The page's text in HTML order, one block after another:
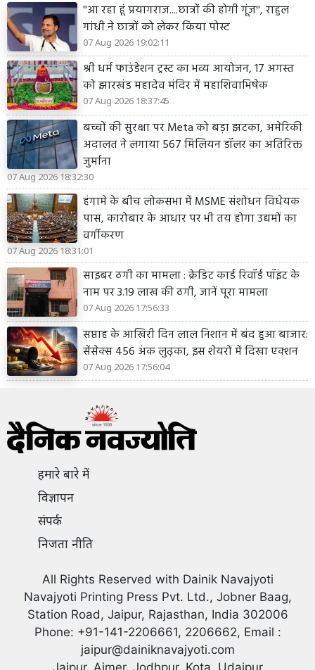
''आ रहा हूं प्रयागराज....छात्रों की होगी गूंज'', राहुल
गांधी ने छात्रों को लेकर किया पोस्ट
07 Aug 2026 19:02:11
श्री धर्म फाउंडेशन ट्रस्ट का भव्य आयोजन, 17 अगस्त
को झारखंड महादेव मंदिर में महाशिवाभिषेक
07 Aug 2026 18:37:45
बच्चों की सुरक्षा पर Meta को बड़ा झटका, अमेरिकी
अदालत ने लगाया 567 मिलियन डॉलर का अतिरिक्त
जुर्माना
07 Aug 2026 18:32:30
हंगामे के बीच लोकसभा में MSME संशोधन विधेयक
पास, कारोबार के आधार पर भी तय होगा उद्यमों का
वर्गीकरण
07 Aug 2026 18:31:01
साइबर ठगी का मामला : क्रेडिट कार्ड रिवॉर्ड पॉइंट के
नाम पर 3.19 लाख की ठगी, जानें पूरा मामला
07 Aug 2026 17:56:33
सप्ताह के आखिरी दिन लाल निशान में बंद हुआ बाजार:
सेंसेक्स 456 अंक लुढ़का, इस शेयरों में दिखा एक्शन
07 Aug 2026 17:56:04
हमारे बारे में
विज्ञापन
संपर्क
निजता नीति
All Rights Reserved with Dainik Navajyoti
Navajyoti Printing Press Pvt. Ltd., Jobner Baag,
Station Road, Jaipur, Rajasthan, India 302006
Phone: +91-141-2206661, 2206662, Email :
jaipur@dainiknavajyoti.com
Jaipur, Ajmer, Jodhpur, Kota, Udaipur